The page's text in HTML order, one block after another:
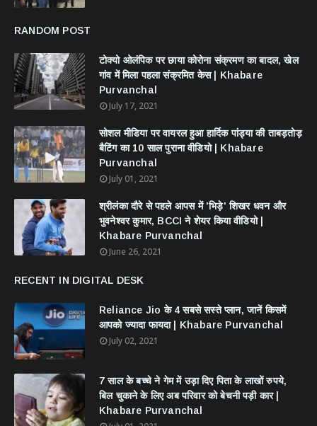
RANDOM POST
टोक्यो ओलंपिक पर छाया कोरोना संक्रमण का बादल, खेल
गांव में मिला पहला संक्रमित केस | Khabare
Purvanchal
July 17, 2021
सोशल मीडिया पर वायरल हुआ हार्दिक पांड्या की ताबड़तोड़
बैटिंग का 10 साल पुराना वीडियो | Khabare
Purvanchal
July 01, 2021
श्रीलंका दौरे से पहले आपस में 'भिड़े' शिखर धवन और
भुवनेश्वर कुमार, BCCI ने शेयर किया वीडियो |
Khabare Purvanchal
June 26, 2021
RECENT IN DIGITAL DESK
Reliance Jio के 4 सबसे सस्ते प्लान, जानें किसमें
आपको ज्यादा फायदा | Khabare Purvanchal
July 02, 2021
7 साल के बच्चे ने गेम में उड़ा दिए पिता के लाखों रुपये,
बिल चुकाने के लिए अब परिवार को बेचनी पड़ी कार |
Khabare Purvanchal